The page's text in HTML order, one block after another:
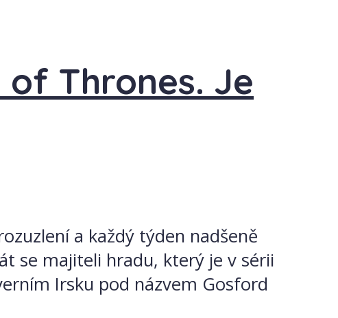
Thrones. Je
a každý týden nadšeně
se majiteli hradu, který je v sérii
Irsku pod názvem Gosford